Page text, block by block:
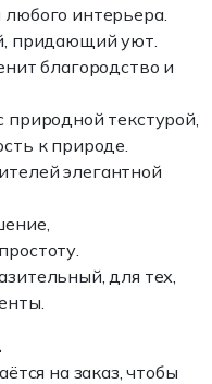
интерьера.
придающий уют.
благородство и
природной текстурой,
к природе.
элегантной
для тех,
на заказ, чтобы